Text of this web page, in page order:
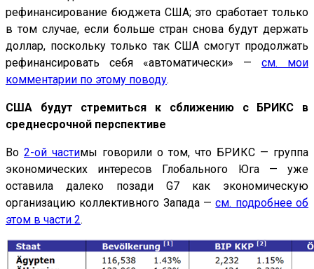
рефинансирование бюджета США; это сработает только
в том случае, если больше стран снова будут держать
доллар, поскольку только так США смогут продолжать
рефинансировать себя «автоматически» — см. мои
комментарии по этому поводу.
США будут стремиться к сближению с БРИКС в
среднесрочной перспективе
Во 2-ой частимы говорили о том, что БРИКС — группа
экономических интересов Глобального Юга — уже
оставила далеко позади G7 как экономическую
организацию коллективного Запада —см. подробнее об
этом в части 2.